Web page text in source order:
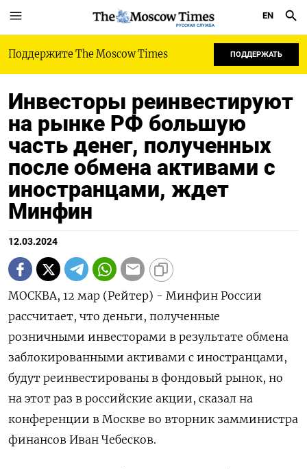
РУССКАЯ СЛУЖБА
EN
Поддержите The Moscow Times ПОДДЕРЖАТЬ
Инвесторы реинвестируют
на рынке РФ большую
часть денег, полученных
после обмена активами с
иностранцами, ждет
Минфин
12.03.2024
МОСКВА, 12 мар (Рейтер) - Минфин России
рассчитает, что деньги, полученные
розничными инвесторами в результате обмена
заблокированными активами с иностранцами,
будут реинвестированы в фондовый рынок, но
на этот раз в российские акции, сказал на
конференции в Москве во вторник замминистра
финансов Иван Чебесков.